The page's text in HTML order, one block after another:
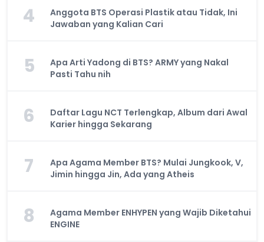
4
Anggota BTS Operasi Plastik atau Tidak, Ini
Jawaban yang Kalian Cari
5
Apa Arti Yadong di BTS? ARMY yang Nakal
Pasti Tahu nih
6
Daftar Lagu NCT Terlengkap, Album dari Awal
Karier hingga Sekarang
7
Apa Agama Member BTS? Mulai Jungkook, V,
Jimin hingga Jin, Ada yang Atheis
8
Agama Member ENHYPEN yang Wajib Diketahui
ENGINE